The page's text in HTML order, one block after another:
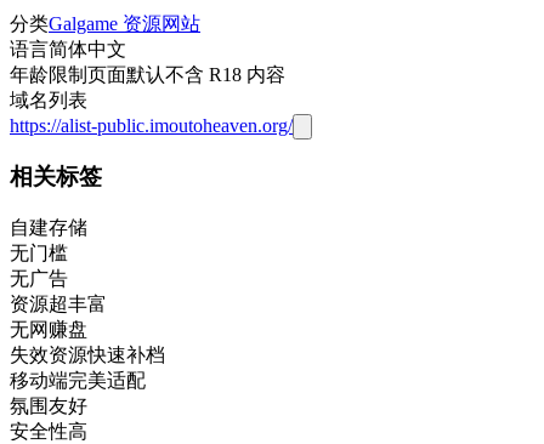
分类Galgame 资源网站
语言简体中文
年龄限制 页面默认不含 R18 内容
域名列表
https://alist-public.imoutoheaven.org/
相关标签
自建存储
无门槛
无广告
资源超丰富
无网赚盘
失效资源快速补档
移动端完美适配
氛围友好
安全性高